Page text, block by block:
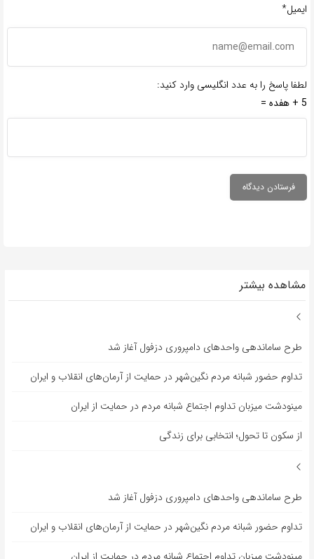
ایمیل*
لطفا پاسخ را به عدد انگلیسی وارد کنید:
5 + هفده =
مشاهده بیشتر
طرح ساماندهی واحدهای دامپروری دزفول آغاز شد
تداوم حضور شبانه مردم نگین‌شهر در حمایت از آرمان‌های انقلاب و ایران
مینودشت میزبان تداوم اجتماع شبانه مردم در حمایت از ایران
از سکون تا تحول؛ انتخابی برای زندگی
طرح ساماندهی واحدهای دامپروری دزفول آغاز شد
تداوم حضور شبانه مردم نگین‌شهر در حمایت از آرمان‌های انقلاب و ایران